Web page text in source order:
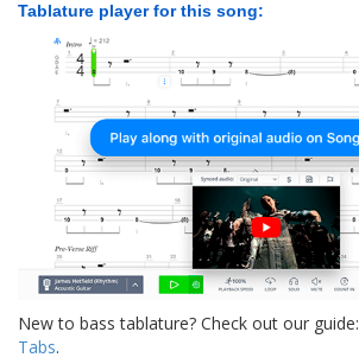
Tablature player for this song:
New to bass tablature? Check out our guide:
Tabs.